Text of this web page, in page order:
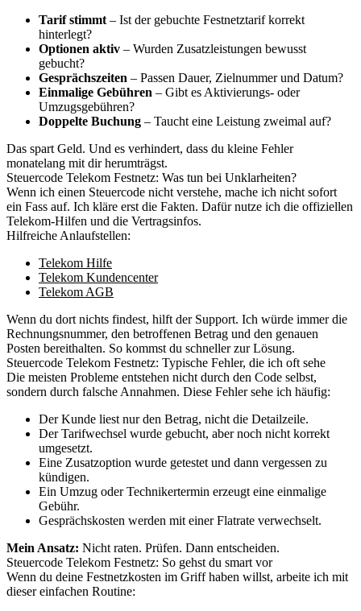
Tarif stimmt – Ist der gebuchte Festnetztarif korrekt
hinterlegt?
Optionen aktiv – Wurden Zusatzleistungen bewusst
gebucht?
Gesprächszeiten – Passen Dauer, Zielnummer und Datum?
Einmalige Gebühren – Gibt es Aktivierungs- oder
Umzugsgebühren?
Doppelte Buchung – Taucht eine Leistung zweimal auf?
Das spart Geld. Und es verhindert, dass du kleine Fehler
monatelang mit dir herumträgst.
Steuercode Telekom Festnetz: Was tun bei Unklarheiten?
Wenn ich einen Steuercode nicht verstehe, mache ich nicht sofort
ein Fass auf. Ich kläre erst die Fakten. Dafür nutze ich die offiziellen
Telekom-Hilfen und die Vertragsinfos.
Hilfreiche Anlaufstellen:
Telekom Hilfe
Telekom Kundencenter
Telekom AGB
Wenn du dort nichts findest, hilft der Support. Ich würde immer die
Rechnungsnummer, den betroffenen Betrag und den genauen
Posten bereithalten. So kommst du schneller zur Lösung.
Steuercode Telekom Festnetz: Typische Fehler, die ich oft sehe
Die meisten Probleme entstehen nicht durch den Code selbst,
sondern durch falsche Annahmen. Diese Fehler sehe ich häufig:
Der Kunde liest nur den Betrag, nicht die Detailzeile.
Der Tarifwechsel wurde gebucht, aber noch nicht korrekt
umgesetzt.
Eine Zusatzoption wurde getestet und dann vergessen zu
kündigen.
Ein Umzug oder Technikertermin erzeugt eine einmalige
Gebühr.
Gesprächskosten werden mit einer Flatrate verwechselt.
Mein Ansatz: Nicht raten. Prüfen. Dann entscheiden.
Steuercode Telekom Festnetz: So gehst du smart vor
Wenn du deine Festnetzkosten im Griff haben willst, arbeite ich mit
dieser einfachen Routine: